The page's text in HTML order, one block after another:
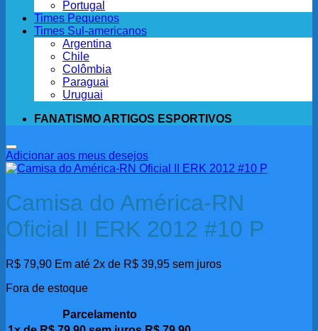
Portugal
Times Pequenos
Times Sul-americanos
Argentina
Chile
Colômbia
Paraguai
Uruguai
FANATISMO ARTIGOS ESPORTIVOS
Adicionar aos meus desejos
Camisa do América-RN
Oficial II ERK 2012 #10 P
R$ 79,90 Em até 2x de R$ 39,95 sem juros
Fora de estoque
Parcelamento